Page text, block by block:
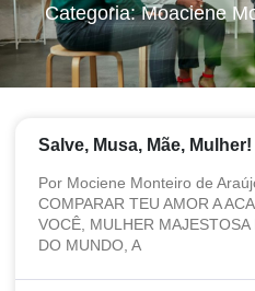
Categoria: Moaciene
Salve, Musa, Mãe, Mulher!
Por Mociene Monteiro de
COMPARAR TEU AMOR A
VOCÊ, MULHER
DO MUNDO, A